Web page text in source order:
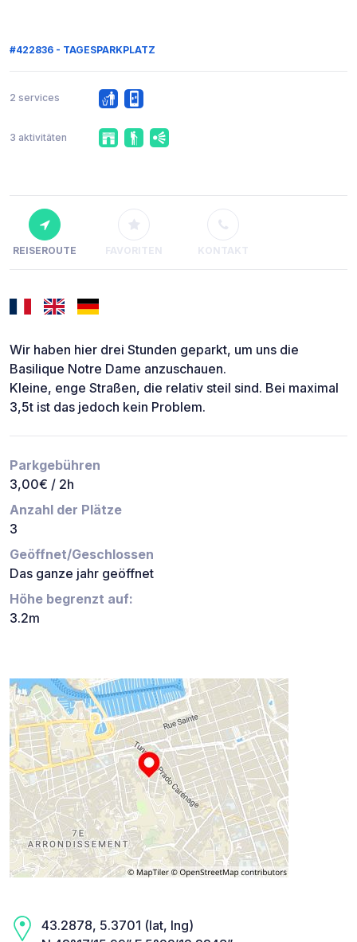
#422836 - TAGESPARKPLATZ
2 services
3 aktivitäten
REISEROUTE FAVORITEN KONTAKT
Wir haben hier drei Stunden geparkt, um uns die
Basilique Notre Dame anzuschauen.
Kleine, enge Straßen, die relativ steil sind. Bei maximal
3,5t ist das jedoch kein Problem.
Parkgebühren
3,00€ / 2h
Anzahl der Plätze
3
Geöffnet/Geschlossen
Das ganze jahr geöffnet
Höhe begrenzt auf:
3.2m
43.2878, 5.3701 (lat, lng)